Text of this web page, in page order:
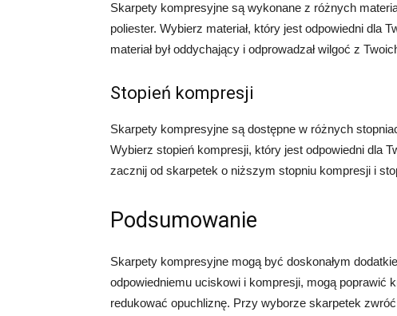
Skarpety kompresyjne są wykonane z różnych
poliester. Wybierz materiał, który jest odpowiedni dla
materiał był oddychający i odprowadzał wilgoć z
Stopień kompresji
Skarpety kompresyjne są dostępne w różnych
Wybierz stopień kompresji, który jest odpowiedni dla
zacznij od skarpetek o niższym stopniu kompresji i
Podsumowanie
Skarpety kompresyjne mogą być doskonałym
odpowiedniemu uciskowi i kompresji, mogą poprawić
redukować opuchliznę. Przy wyborze skarpetek